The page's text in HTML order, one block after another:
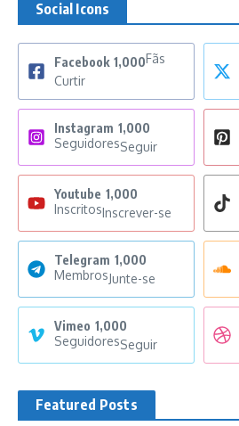
Social Icons
Facebook 1,000Fãs
Curtir
Instagram 1,000
SeguidoresSeguir
Youtube 1,000
InscritosInscrever-se
Telegram 1,000
MembrosJunte-se
Vimeo 1,000
SeguidoresSeguir
Featured Posts